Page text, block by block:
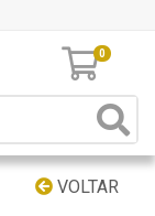
0
VOLTAR